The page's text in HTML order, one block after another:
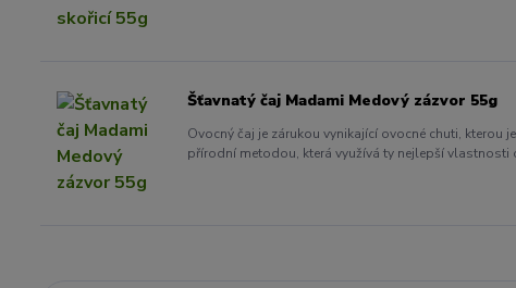
Šťavnatý čaj Madami Medový zázvor 55g
Ovocný čaj je zárukou vynikající ovocné chuti, kterou
přírodní metodou, která využívá ty nejlepší vlastnosti